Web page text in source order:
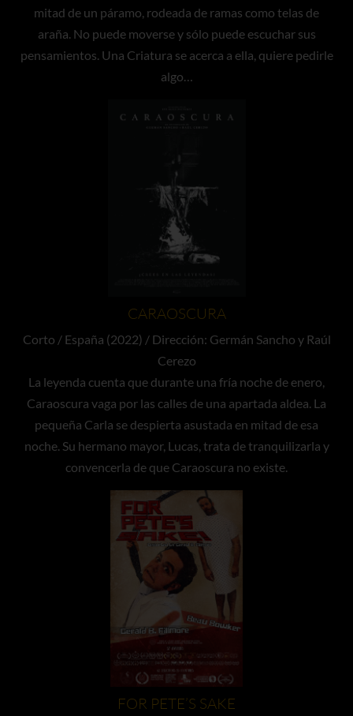
mitad de un páramo, rodeada de ramas como telas de
araña. No puede moverse y sólo puede escuchar sus
pensamientos. Una Criatura se acerca a ella, quiere pedirle
algo…
CARAOSCURA
Corto / España (2022) / Dirección: Germán Sancho y Raúl
Cerezo
La leyenda cuenta que durante una fría noche de enero,
Caraoscura vaga por las calles de una apartada aldea. La
pequeña Carla se despierta asustada en mitad de esa
noche. Su hermano mayor, Lucas, trata de tranquilizarla y
convencerla de que Caraoscura no existe.
FOR PETE’S SAKE